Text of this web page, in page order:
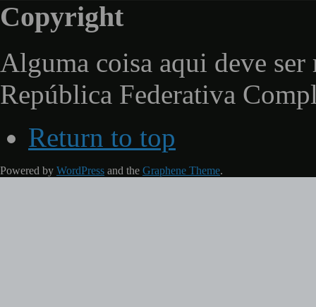
Copyright
Alguma coisa aqui deve ser
República Federativa
Return to top
Powered by WordPress and the Graphene Theme.